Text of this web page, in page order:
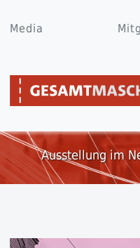
Media
Ausstellung im